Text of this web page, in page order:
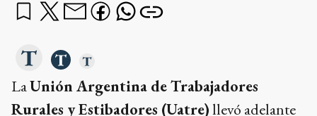
LaUnión Argentina de Trabajadores
Rurales y Estibadores (Uatre)llevó adelante